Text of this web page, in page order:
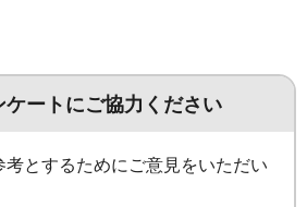
ートにご協力ください
とするためにご意見をいただい